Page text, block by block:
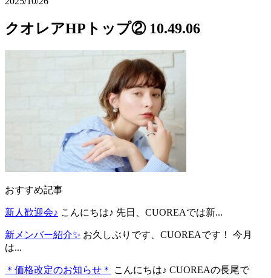
クオレアHPトップ② 10.49.06
おすすめ記事
新人歓迎会♪ こんにちは♪ 先日、CUOREAでは新...
新メンバー紹介✨ お久しぶりです、CUOREAです！ 今月
は...
＊価格改定のお知らせ＊
こんにちは♪ CUOREAの長尾で